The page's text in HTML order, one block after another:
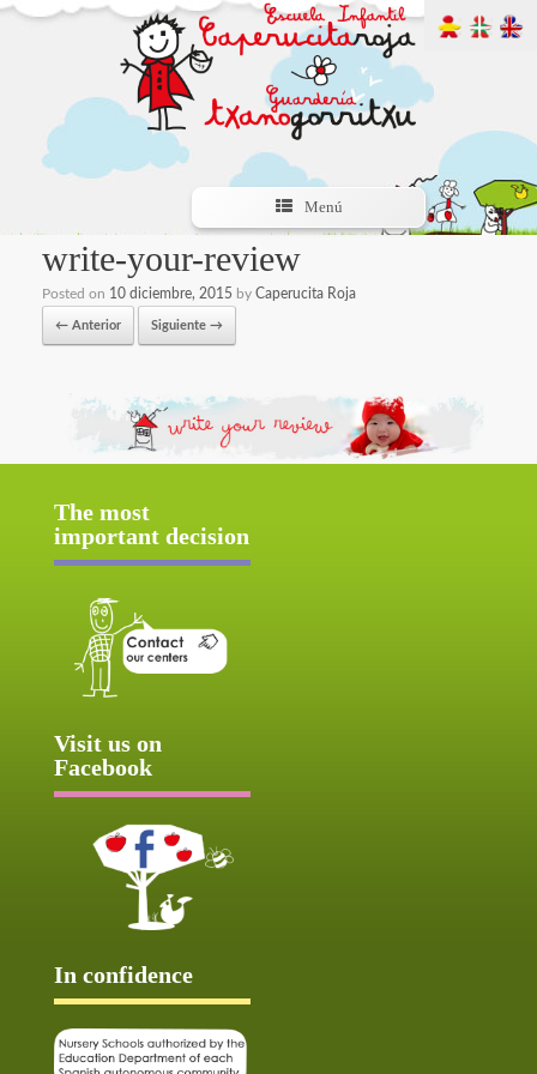
Menú
write-your-review
Posted on 10 diciembre, 2015 by Caperucita Roja
← Anterior Siguiente →
The most
important decision
Visit us on
Facebook
In confidence